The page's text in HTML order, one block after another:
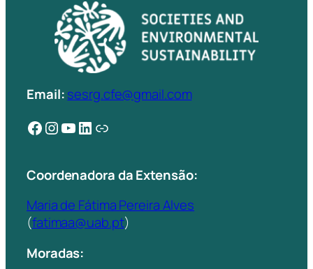
Email:sesrg.cfe@gmail.com
Facebook Instagram YouTube LinkedIn Ligação
Coordenadora da Extensão:
Maria de Fátima Pereira Alves
(fatimaa@uab.pt)
Moradas: